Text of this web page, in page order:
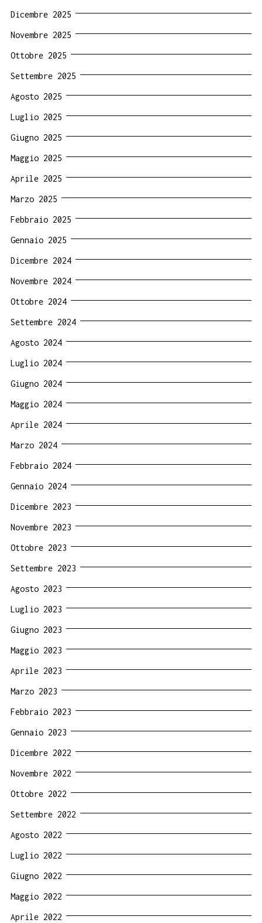
Dicembre 2025
Novembre 2025
Ottobre 2025
Settembre 2025
Agosto 2025
Luglio 2025
Giugno 2025
Maggio 2025
Aprile 2025
Marzo 2025
Febbraio 2025
Gennaio 2025
Dicembre 2024
Novembre 2024
Ottobre 2024
Settembre 2024
Agosto 2024
Luglio 2024
Giugno 2024
Maggio 2024
Aprile 2024
Marzo 2024
Febbraio 2024
Gennaio 2024
Dicembre 2023
Novembre 2023
Ottobre 2023
Settembre 2023
Agosto 2023
Luglio 2023
Giugno 2023
Maggio 2023
Aprile 2023
Marzo 2023
Febbraio 2023
Gennaio 2023
Dicembre 2022
Novembre 2022
Ottobre 2022
Settembre 2022
Agosto 2022
Luglio 2022
Giugno 2022
Maggio 2022
Aprile 2022